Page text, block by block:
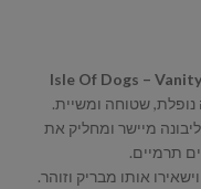
Isle Of Dogs –
שטוחה ומשיית.
מיישר ומחליק את
תרמיים.
אותו מבריק וזוהר.